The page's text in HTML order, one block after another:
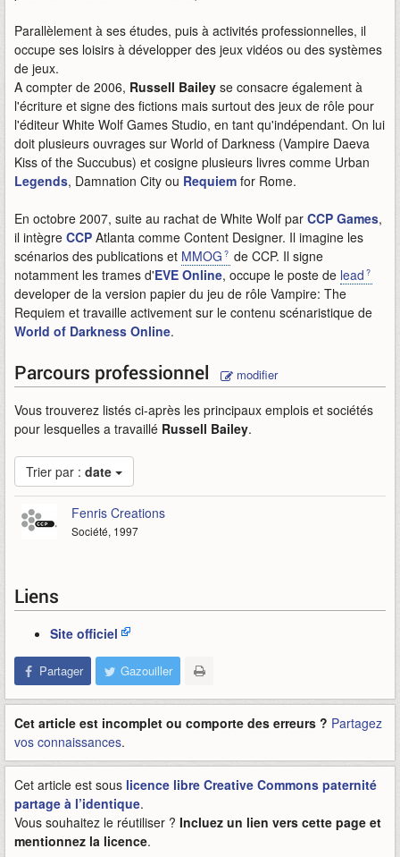
Parallèlement à ses études, puis à activités professionnelles, il
occupe ses loisirs à développer des jeux vidéos ou des systèmes
de jeux.
A compter de 2006, Russell Bailey se consacre également à
l'écriture et signe des fictions mais surtout des jeux de rôle pour
l'éditeur White Wolf Games Studio, en tant qu'indépendant. On lui
doit plusieurs ouvrages sur World of Darkness (Vampire Daeva
Kiss of the Succubus) et cosigne plusieurs livres comme Urban
Legends, Damnation City ou Requiem for Rome.
En octobre 2007, suite au rachat de White Wolf par CCP Games,
il intègre CCP Atlanta comme Content Designer. Il imagine les
scénarios des publications et MMOG
de CCP. Il signe
notamment les trames d'EVE Online, occupe le poste de lead
developer de la version papier du jeu de rôle Vampire: The
Requiem et travaille activement sur le contenu scénaristique de
World of Darkness Online.
Parcours professionnel modifier
Vous trouverez listés ci-après les principaux emplois et sociétés
pour lesquelles a travaillé Russell Bailey.
Trier par : date
Fenris Creations
Société, 1997
Liens
Site officiel
Partager Gazouiller
Cet article est incomplet ou comporte des erreurs ? Partagez
vos connaissances.
Cet article est sous licence libre Creative Commons paternité
partage à l’identique.
Vous souhaitez le réutiliser ? Incluez un lien vers cette page et
mentionnez la licence.